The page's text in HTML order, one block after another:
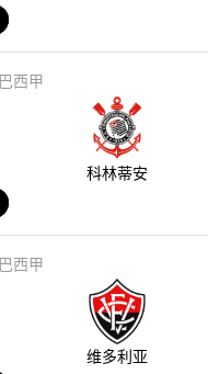
巴西甲
科林蒂安
巴西甲
维多利亚